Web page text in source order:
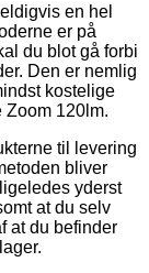
en hel
er på
du blot gå forbi
Den er nemlig
kostelige
Zoom 120lm.
til levering
bliver
yderst
at du selv
at du befinder